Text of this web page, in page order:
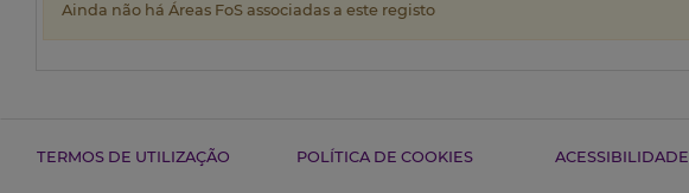
Ainda não há Áreas FoS associadas a este registo
TERMOS DE UTILIZAÇÃO POLÍTICA DE COOKIES ACESSIBILIDADE